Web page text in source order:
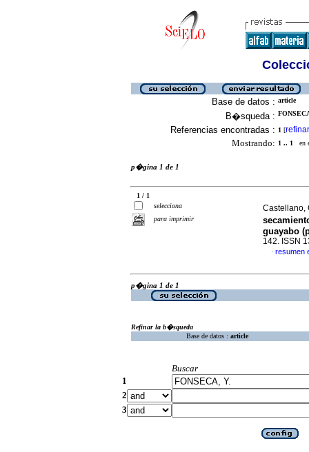
Base de datos : article
B�squeda :
Referencias encontradas : 1 [refinar
Mostrando: 1 .. 1 en
p�gina 1 de 1
1 / 1
selecciona
para imprimir
Castellano,
guayabo
142. ISSN
· resumen
p�gina 1 de 1
Refinar la b�squeda
Base de datos : article
Buscar
1
2
3